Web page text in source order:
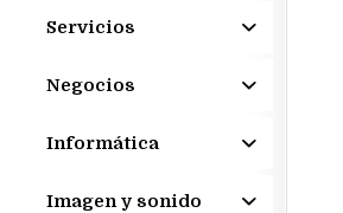
Servicios
Negocios
Informática
Imagen y sonido